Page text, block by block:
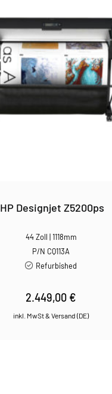
HP Designjet Z5200ps
44 Zoll | 1118mm
P/N CQ113A
Refurbished
2.449,00 €